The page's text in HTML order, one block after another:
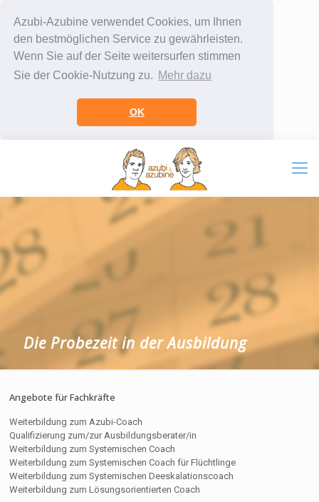
Azubi-Azubine verwendet Cookies, um Ihnen
den bestmöglichen Service zu gewährleisten.
Wenn Sie auf der Seite weitersurfen stimmen
Sie der Cookie-Nutzung zu. Mehr dazu
OK
Die Probezeit in der Ausbildung
Angebote für Fachkräfte
Weiterbildung zum Azubi-Coach
Qualifizierung zum/zur Ausbildungsberater/in
Weiterbildung zum Systemischen Coach
Weiterbildung zum Systemischen Coach für Flüchtlinge
Weiterbildung zum Systemischen Deeskalationscoach
Weiterbildung zum Lösungsorientierten Coach